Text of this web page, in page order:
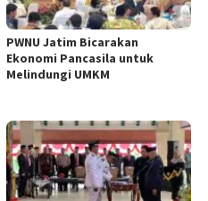
PWNU Jatim Bicarakan
Ekonomi Pancasila untuk
Melindungi UMKM